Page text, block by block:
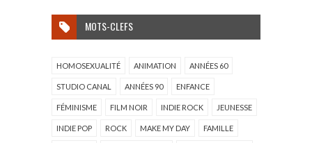
MOTS-CLEFS
HOMOSEXUALITÉ ANIMATION ANNÉES 60
STUDIO CANAL ANNÉES 90 ENFANCE
FÉMINISME FILM NOIR INDIE ROCK JEUNESSE
INDIE POP ROCK MAKE MY DAY FAMILLE